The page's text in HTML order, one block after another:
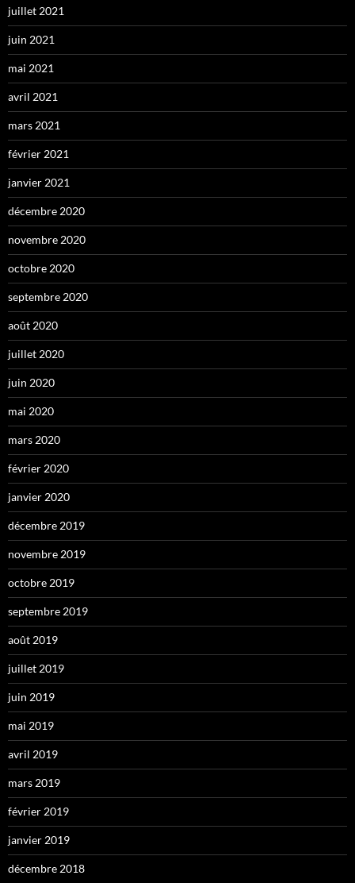
juillet 2021
juin 2021
mai 2021
avril 2021
mars 2021
février 2021
janvier 2021
décembre 2020
novembre 2020
octobre 2020
septembre 2020
août 2020
juillet 2020
juin 2020
mai 2020
mars 2020
février 2020
janvier 2020
décembre 2019
novembre 2019
octobre 2019
septembre 2019
août 2019
juillet 2019
juin 2019
mai 2019
avril 2019
mars 2019
février 2019
janvier 2019
décembre 2018